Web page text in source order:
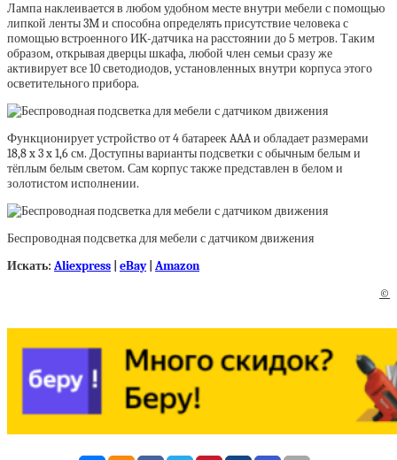
Лампа наклеивается в любом удобном месте внутри мебели с помощью
липкой ленты 3M и способна определять присутствие человека с
помощью встроенного ИК-датчика на расстоянии до 5 метров. Таким
образом, открывая дверцы шкафа, любой член семьи сразу же
активирует все 10 светодиодов, установленных внутри корпуса этого
осветительного прибора.
Функционирует устройство от 4 батареек AAA и обладает размерами
18,8 x 3 x 1,6 см. Доступны варианты подсветки с обычным белым и
тёплым белым светом. Сам корпус также представлен в белом и
золотистом исполнении.
Беспроводная подсветка для мебели с датчиком движения
Искать: Aliexpress eBay| Amazon
©